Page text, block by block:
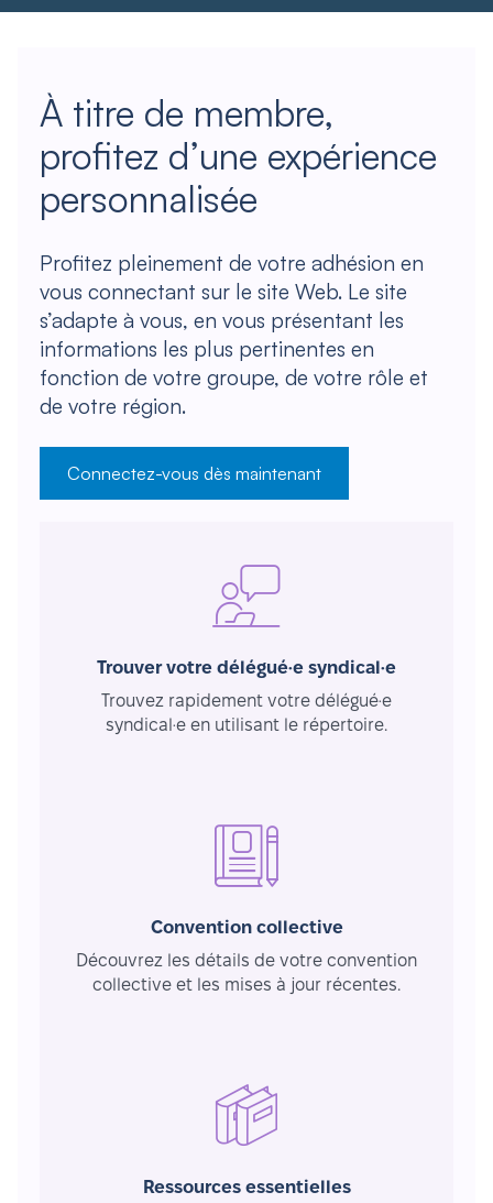
À titre de membre,
profitez d’une expérience
personnalisée
Profitez pleinement de votre adhésion en
vous connectant sur le site Web. Le site
s’adapte à vous, en vous présentant les
informations les plus pertinentes en
fonction de votre groupe, de votre rôle et
de votre région.
Connectez-vous dès maintenant
Trouver votre délégué·e syndical·e
Trouvez rapidement votre délégué·e
syndical·e en utilisant le répertoire.
Convention collective
Découvrez les détails de votre convention
collective et les mises à jour récentes.
Ressources essentielles